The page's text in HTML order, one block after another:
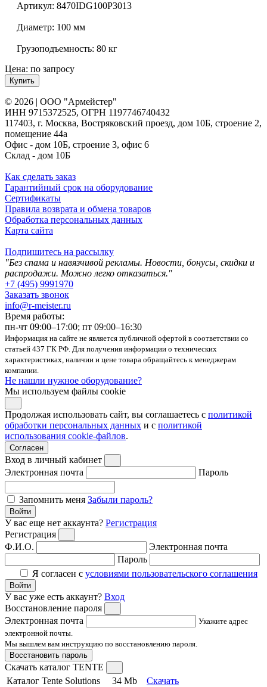
Артикул: 8470IDG100P3013
Диаметр: 100 мм
Грузоподъемность: 80 кг
Цена: по запросу
Купить
© 2026 | ООО "Армейстер"
ИНН 9715372525, ОГРН 1197746740432
117403, г. Москва, Востряковский проезд, дом 10Б, строение 2,
помещение 44а
Офис - дом 10Б, строение 3, офис 6
Склад - дом 10Б
Как сделать заказ
Гарантийный срок на оборудование
Сертификаты
Правила возврата и обмена товаров
Обработка персональных данных
Карта сайта
Подпишитесь на рассылку
"Без спама и навязчивой рекламы. Новости, бонусы, скидки и
распродажи. Можно легко отказаться."
+7 (495) 9991970
Заказать звонок
info@r-meister.ru
Время работы:
пн-чт 09:00–17:00; пт 09:00–16:30
Информация на сайте не является публичной офертой в соответствии со
статьей 437 ГК РФ. Для получения информации о технических
характеристиках, наличии и цене товара обращайтесь к менеджерам
компании.
Не нашли нужное оборудование?
Мы используем файлы cookie
Продолжая использовать сайт, вы соглашаетесь с политикой
обработки персональных данных и с политикой
использования cookie-файлов.
Согласен
Вход в личный кабинет
Электронная почта
Пароль
Запомнить меня Забыли пароль?
Войти
У вас еще нет аккаунта? Регистрация
Регистрация
Ф.И.О.
Электронная почта
Пароль
Я согласен с условиями пользовательского соглашения
Войти
У вас уже есть аккаунт? Вход
Восстановление пароля
Электронная почта
Укажите адрес
электронной почты.
Мы вышлем вам инструкцию по восстановлению пароля.
Восстановить пароль
Скачать каталог TENTE
Каталог Tente Solutions
34 Mb Скачать